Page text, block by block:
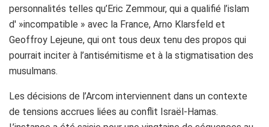
personnalités telles qu’Eric Zemmour, qui a qualifié l’islam
d' »incompatible » avec la France, Arno Klarsfeld et
Geoffroy Lejeune, qui ont tous deux tenu des propos qui
pourrait inciter à l’antisémitisme et à la stigmatisation des
musulmans.
Les décisions de l’Arcom interviennent dans un contexte
de tensions accrues liées au conflit Israël-Hamas.